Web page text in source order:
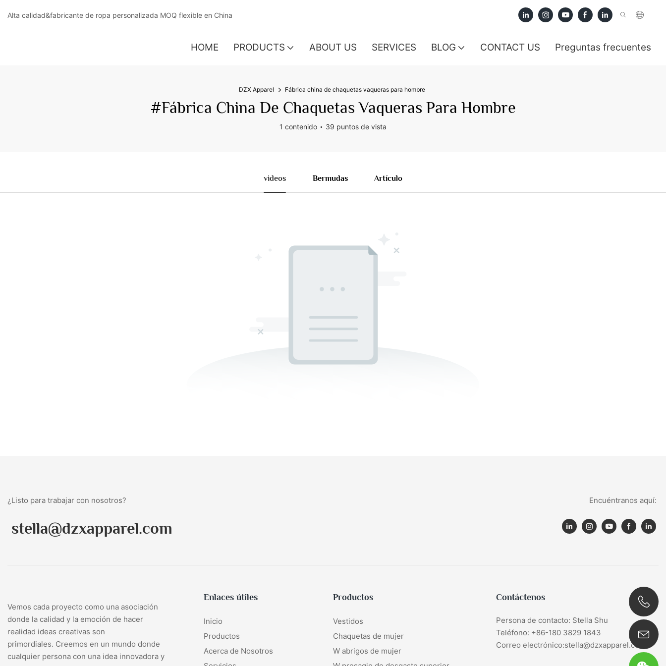
Alta calidad&fabricante de ropa personalizada MOQ flexible en China
HOME PRODUCTS ABOUT US SERVICES BLOG CONTACT US Preguntas frecuentes
DZX Apparel Fábrica china de chaquetas vaqueras para hombre
#Fábrica China De Chaquetas Vaqueras Para Hombre
1 contenido 39 puntos de vista
videos Bermudas Artículo
¿Listo para trabajar con nosotros?
stella@dzxapparel.com
Encuéntranos aquí:
Vemos cada proyecto como una asociación
donde la calidad y la emoción de hacer
realidad ideas creativas son
primordiales. Creemos en un mundo donde
cualquier persona con una idea innovadora y
Enlaces útiles
Inicio
Productos
Acerca de Nosotros
Productos
Vestidos
Chaquetas de mujer
W abrigos de mujer
Contáctenos
Persona de contacto: Stella Shu
Teléfono: +86-180 3829 1843
Correo electrónico:stella@dzxapparel.com